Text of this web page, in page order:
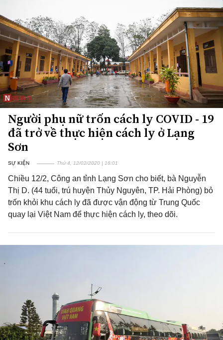
Người phụ nữ trốn cách ly COVID - 19
đã trở về thực hiện cách ly ở Lạng
Sơn
SỰ KIỆN Thứ 4, 12/02/2020 | 16:01
Chiều 12/2, Công an tỉnh Lạng Sơn cho biết, bà Nguyễn
Thị D. (44 tuổi, trú huyện Thủy Nguyên, TP. Hải Phòng) bỏ
trốn khỏi khu cách ly đã được vận động từ Trung Quốc
quay lại Việt Nam để thực hiện cách ly, theo dõi.